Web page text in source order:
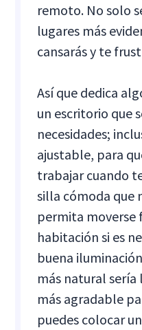
remoto. No solo
lugares más
cansarás y te
Así que dedica
un escritorio que
necesidades;
ajustable, para
trabajar cuando
silla cómoda que
permita
habitación si es
buena
más natural sería
más agradable
puedes colocar